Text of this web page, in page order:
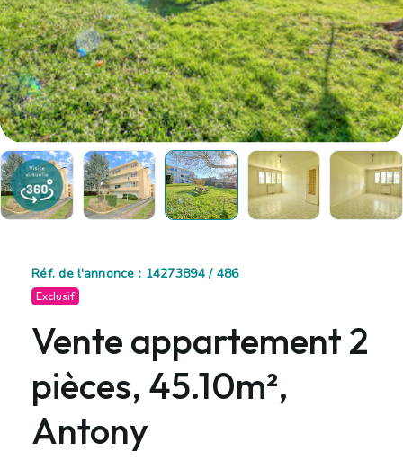
Réf. de l'annonce : 14273894 / 486
Exclusif
Vente appartement 2
pièces, 45.10m²,
Antony